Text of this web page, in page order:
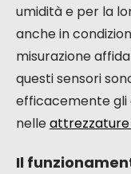
umidità e per la
anche in
misurazione
questi sensori
efficacemente gli
nelleattrezzature
Il